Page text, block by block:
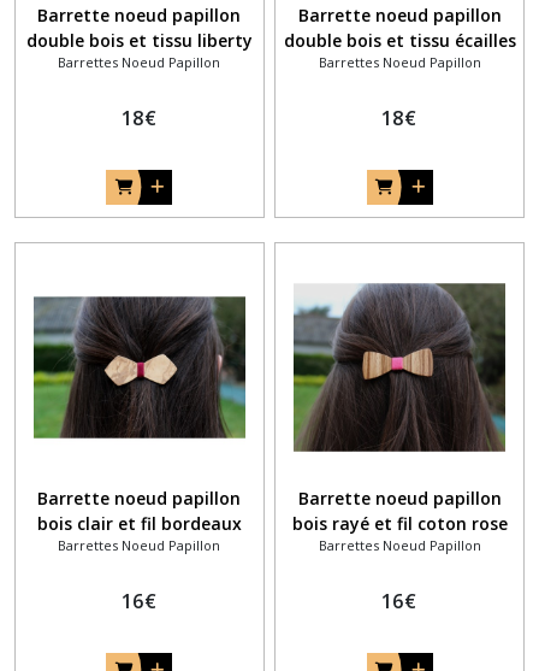
Barrette noeud papillon
double bois et tissu liberty
anglais June's meadow bleu
Barrettes Noeud Papillon
18€
Barrette noeud papillon
double bois et tissu écailles
bleu ardoise et moutarde
Barrettes Noeud Papillon
18€
Barrette noeud papillon
bois clair et fil bordeaux
Barrettes Noeud Papillon
16€
Barrette noeud papillon
bois rayé et fil coton rose
fuchsia
Barrettes Noeud Papillon
16€